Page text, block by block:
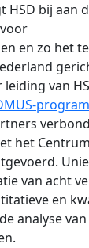
HSD bij aan
en zo het
van
het
van acht
en
analyse